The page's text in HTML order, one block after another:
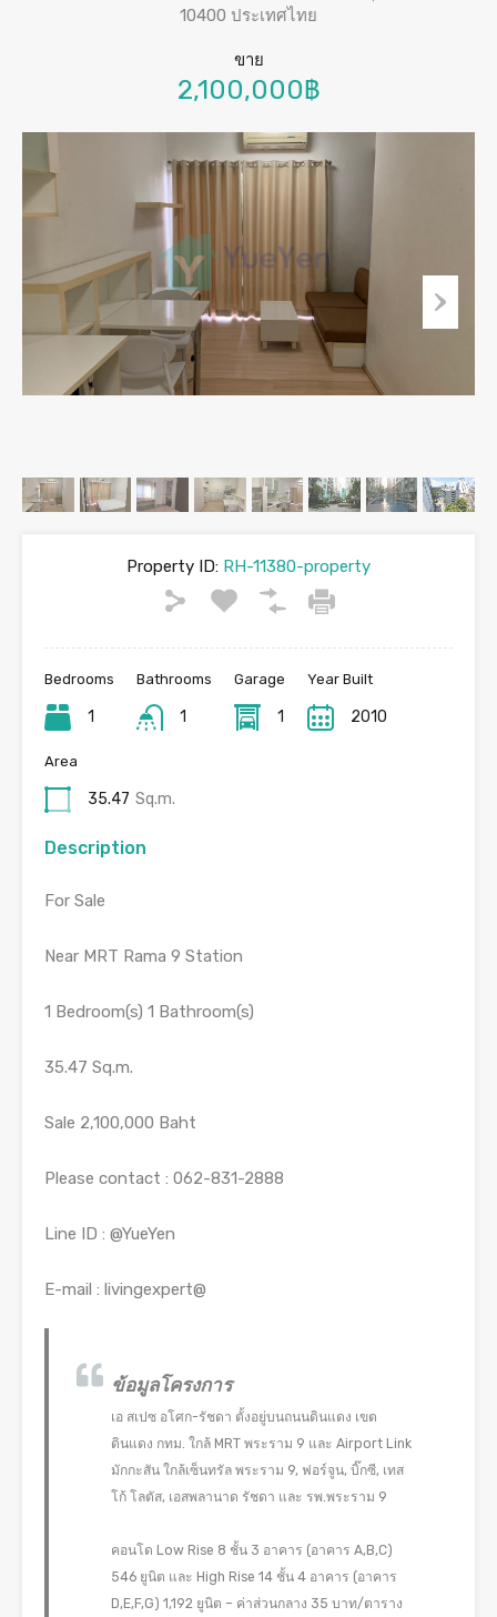
10400 ประเทศไทย
ขาย
2,100,000฿
Property ID: RH-11380-property
Bedrooms
1
Bathrooms
1
Garage
1
Year Built
2010
Area
35.47 Sq.m.
Description
For Sale
Near MRT Rama 9 Station
1 Bedroom(s) 1 Bathroom(s)
35.47 Sq.m.
Sale 2,100,000 Baht
Please contact : 062-831-2888
Line ID : @YueYen
E-mail : livingexpert@
ข้อมูลโครงการ
เอ สเปซ อโศก-รัชดา ตั้งอยู่บนถนนดินแดง เขต
ดินแดง กทม. ใกล้ MRT พระราม 9 และ Airport Link
มักกะสัน ใกล้เซ็นทรัล พระราม 9, ฟอร์จูน, บิ๊กซี, เทส
โก้ โลตัส, เอสพลานาด รัชดา และ รพ.พระราม 9
คอนโด Low Rise 8 ชั้น 3 อาคาร (อาคาร A,B,C)
546 ยูนิต และ High Rise 14 ชั้น 4 อาคาร (อาคาร
D,E,F,G) 1,192 ยูนิต – ค่าส่วนกลาง 35 บาท/ตาราง